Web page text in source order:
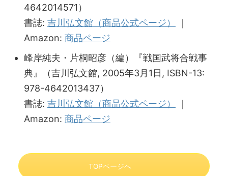
4642014571）
書誌: 吉川弘文館（商品公式ページ）
｜
Amazon: 商品ページ
峰岸純夫・片桐昭彦（編）『戦国武将合戦事
典』（吉川弘文館, 2005年3月1日, ISBN-13:
978-4642013437）
書誌: 吉川弘文館（商品公式ページ）
｜
Amazon: 商品ページ
TOPページへ